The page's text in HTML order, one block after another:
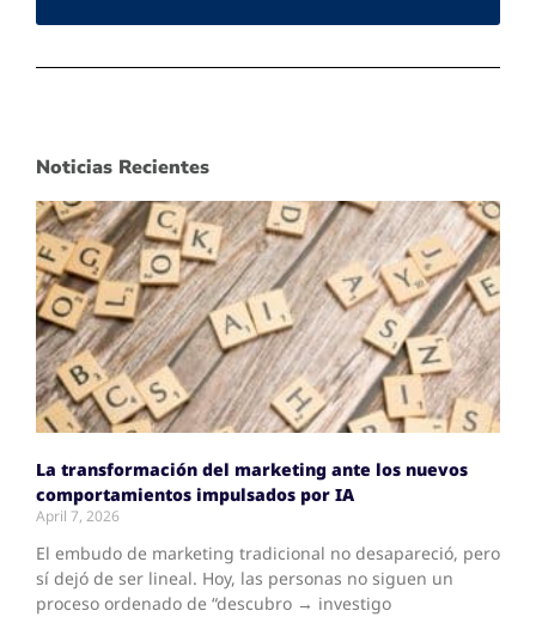
Noticias Recientes
La transformación del marketing ante los nuevos
comportamientos impulsados por IA
April 7, 2026
El embudo de marketing tradicional no desapareció, pero
sí dejó de ser lineal. Hoy, las personas no siguen un
proceso ordenado de “descubro → investigo